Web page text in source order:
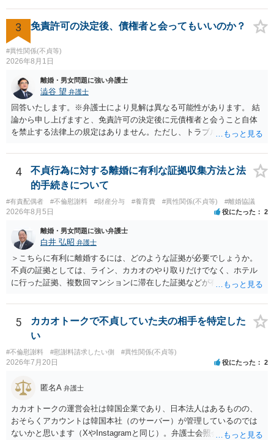
か。 ⇒判決となり敗訴してしまった場合は、強制執行により不動産等
の財産を差し押さえられ、そこから債権回収が図られることになりま
すが、 和解であれば柔軟な解決が可能ですので、その場合は分割払
いにより支払うことも十分可能です。 ⑤ このような事情であれば、私
は120万円のみ和解交渉を続けるべきでしょうか。 ⇒ご相談者様の認
れるため、 120万円のみについて交渉を続けることがベターかと存じ
ます。
には、追加着手金や日当、実費が発生することもあります。 もっと
も、証拠が十分にあるか、相手方の住所・勤務先が分かるか、慰謝料
額、離婚の有無、交渉で終わるか訴訟まで見込むかによって、費用は
変わり得ます。依頼前に、交渉だけの場合、訴訟になった場合、回収
できなかった場合の費用を確認しておくとよいでしょう。 弁護士選び
通しを過度に楽観的に言い過ぎないか、質問に具体的に答えてくれる
か、連絡方法（メール、電話、弁護士直接か事務局員を介するかな
ど）や対応スピードが合うかを確認するとよいと思います。いずれに
しましても、弁護士への相談・依頼にあたっては、証拠資料、夫と相
手方の関係、相手方の氏名・住所等、夫婦関係への影響、離婚予定の
3 免責許可の決定後、債権者と会ってもいいのか？
#異性関係(不貞等)
2026年8月1日
離婚・男女問題に強い弁護士
澁谷 望 弁護士
回答いたします。※弁護士により見解は異なる可能性があります。 結
論から申し上げますと、免責許可の決定後に元債権者と会うこと自体
を禁止する法律上の規定はありません。ただし、トラブル防止の観点
ントは以下の通りです。 ・金銭のやり取りや返済の約束は絶対にしな
い（免責された借金を任意でも支払ってしまうとトラブルの元になり
ます） ・過去のDVや過剰請求の経緯を踏まえ、相手の感情に流されな
い ・予定通り毅然とした態度で距離を置く 法律上の制限はないもの
の、ご自身の生活と精神的な安定を守るためにも、お互いに距離を置
くというご判断は非常に賢明かと思います。
4
不貞行為に対する離婚に有利な証拠収集方法と法
的手続きについて
#有責配偶者 #不倫慰謝料 #財産分与 #養育費 #異性関係(不貞等) #離婚協議
2026年8月5日 役にたった 2
離婚・男女問題に強い弁護士
白井 弘昭 弁護士
＞こちらに有利に離婚するには、どのような証拠が必要でしょうか。
不貞の証拠としては、ライン、カカオのやり取りだけでなく、ホテル
に行った証拠、複数回マンションに滞在した証拠などが有効です。 不
婚する、慰謝料をとるなど）ことができると思われます。 ただし、不
貞発覚後、長期間同居を続けると、不貞を許したとの評価につながる
場合がありますので、ご注意ください。 以上、ご参考まで。
5
カカオトークで不貞していた夫の相手を特定した
い
#不倫慰謝料 #慰謝料請求したい側 #異性関係(不貞等)
2026年7月20日 役にたった 2
匿名A 弁護士
カカオトークの運営会社は韓国企業であり、日本法人はあるものの、
おそらくアカウントは韓国本社（のサーバー）が管理しているのでは
ないかと思います（XやInstagramと同じ）。弁護士会照会は日本法に